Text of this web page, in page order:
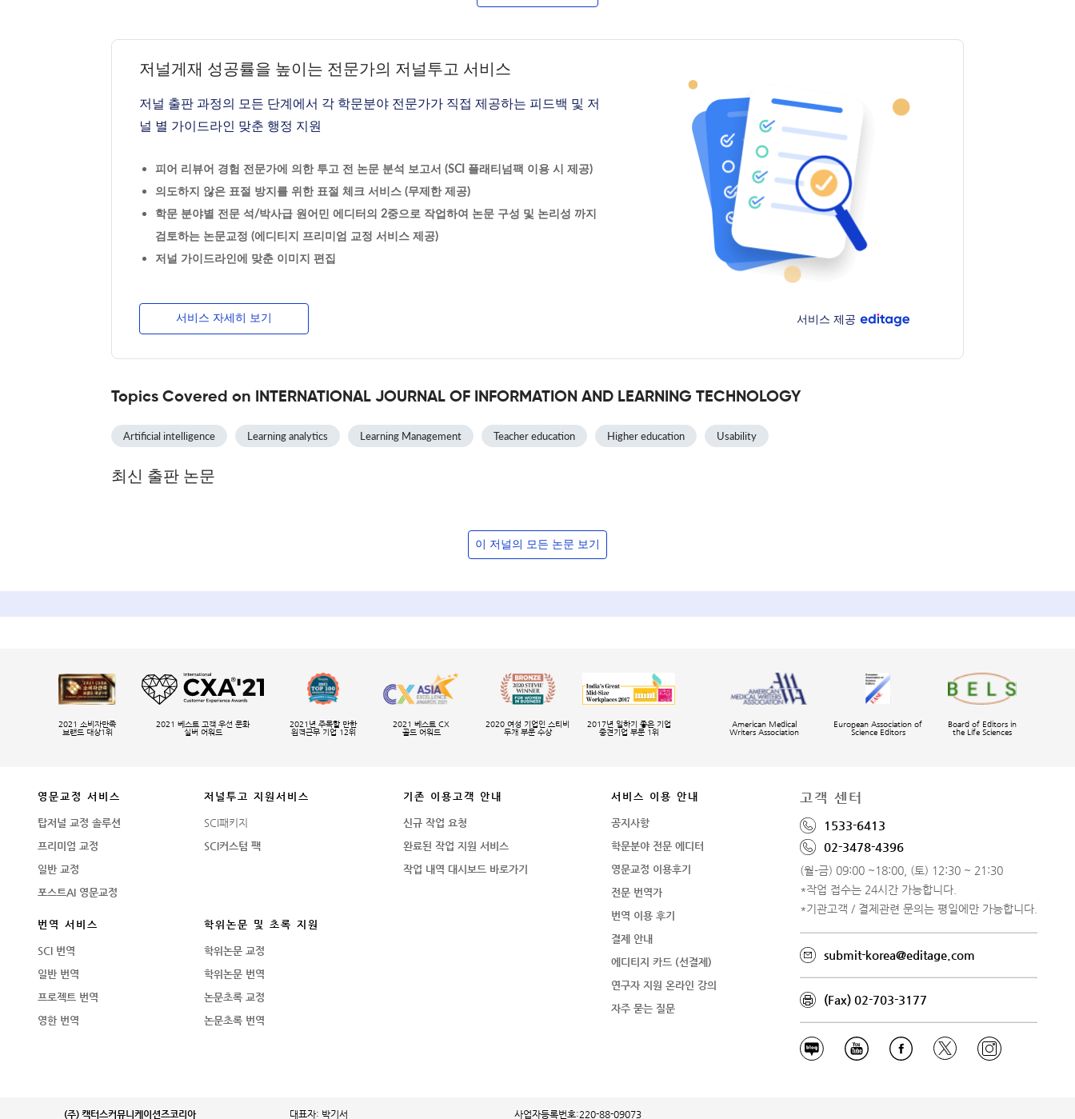
저널게재 성공률을 높이는 전문가의 저널투고 서비스
저널 출판 과정의 모든 단계에서 각 학문분야 전문가가 직접 제공하는 피드백 및 저
널 별 가이드라인 맞춘 행정 지원
피어 리뷰어 경험 전문가에 의한 투고 전 논문 분석 보고서 (SCI 플래티넘팩 이용 시 제공)
의도하지 않은 표절 방지를 위한 표절 체크 서비스 (무제한 제공)
학문 분야별 전문 석/박사급 원어민 에디터의 2중으로 작업하여 논문 구성 및 논리성 까지
검토하는 논문교정 (에디티지 프리미엄 교정 서비스 제공)
저널 가이드라인에 맞춘 이미지 편집
서비스 자세히 보기 서비스 제공
Topics Covered on INTERNATIONAL JOURNAL OF INFORMATION AND LEARNING TECHNOLOGY
Artificial intelligence Learning analytics Learning Management Teacher education Higher education Usability
최신 출판 논문
이 저널의 모든 논문 보기